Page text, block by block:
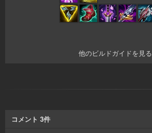
他のビルドガイドを見る
コメント 3件